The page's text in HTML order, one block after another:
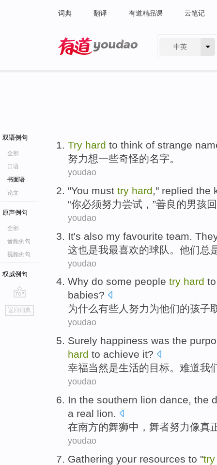
词典 翻译 有道精品课 云笔记
中英
双语例句
全部
口语
书面语
论文
原声例句
全部
音频例句
视频例句
权威例句
go
top
返回词典
Try hard to think of strange
努力想一些奇怪的名字。
youdao
"You must try hard," replied the
“你必须努力尝试，”善良的男孩
youdao
It's also my favourite team.
这也是我最喜欢的球队。他们总
youdao
Why do some people try hard
babies?
为什么有些人努力为他们的孩子
youdao
Surely happiness was the
hard to achieve it?
幸福当然是生活的目标。难道我
youdao
In the southern lion dance, the
a real lion.
在南方的舞狮中，舞者努力像真
youdao
Gathering your resources to "